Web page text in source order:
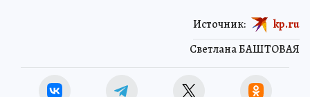
Светлана БАШТОВАЯ
Источник: kp.ru